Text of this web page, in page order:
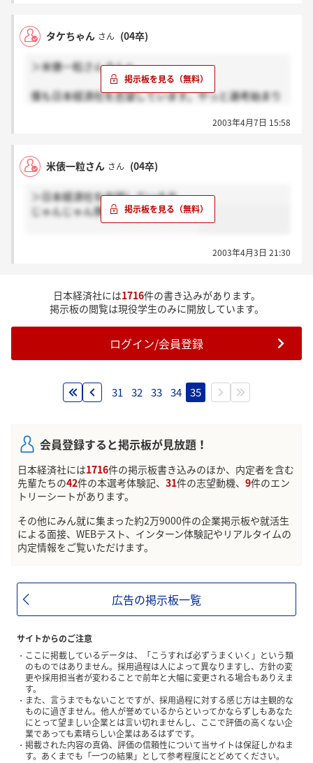
タケちゃん さん (04卒)
＞米俵一粒さんさんへ
僕も日本経済社を志望しています。やっと選考始まり
2003年4月7日 15:58
米俵一粒さん さん (04卒)
＞日本経済社を志望している方
じゃんじゃん情報交換しましょう！
2003年4月3日 21:30
日本経済社には1716件の書き込みがあります。
掲示板の閲覧は現役学生のみに開放しています。
ログイン/会員登録
31 32 33 34 35
会員登録すると掲示板が見放題！
日本経済社には1716件の掲示板書き込みのほか、内定者を含む
先輩たちの42件の本選考体験記、 31件の志望動機、 9件のエン
トリーシートがあります。
その他にみん就に集まった約2万9000件の企業掲示板や就活生
による面接、WEBテスト、インターン体験記やリアルタイムの
内定情報をご覧いただけます。
広告の掲示板一覧
サイトからのご注意
ここに掲載しているデータは、「こうすれば必ずうまくいく」という類
のものではありません。採用過程は人によって異なりますし、方針の変
更や採用担当者が変わることで前年と大幅に変更される場合もありえま
す。
また、言うまでもないことですが、採用過程に対する感じ方は主観的な
ものに過ぎません。他人が誉めているからといってかならずしもあなた
にとって望ましい企業とは言い切れませんし、ここで評価の高くない企
業であっても素晴らしい企業はあるはずです。
掲載された内容の真偽、評価の信頼性について当サイトは保証しかねま
す。あくまでも「一つの結果」として参考程度にとどめてください。